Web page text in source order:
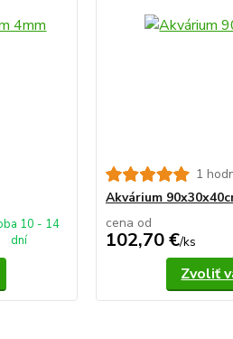
10 - 14
dní
1
Akvárium
cena od
102,70 €/ks
Zvoliť